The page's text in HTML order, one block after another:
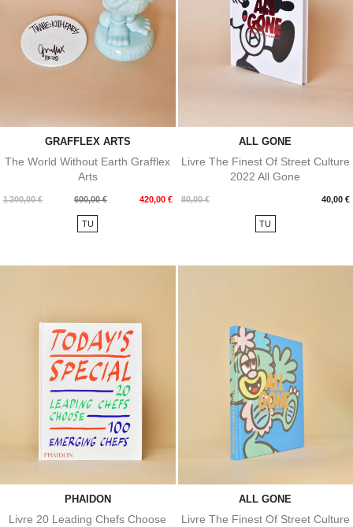
GRAFFLEX ARTS
The World Without Earth Grafflex
Arts
1 200,00 €
Prix
600,00 € 420,00 €
Prix
TU
ALL GONE
Livre The Finest Of Street Culture
2022 All Gone
80,00 € 40,00 €
Prix
TU
PHAIDON
Livre 20 Leading Chefs Choose
ALL GONE
Livre The Finest Of Street Culture